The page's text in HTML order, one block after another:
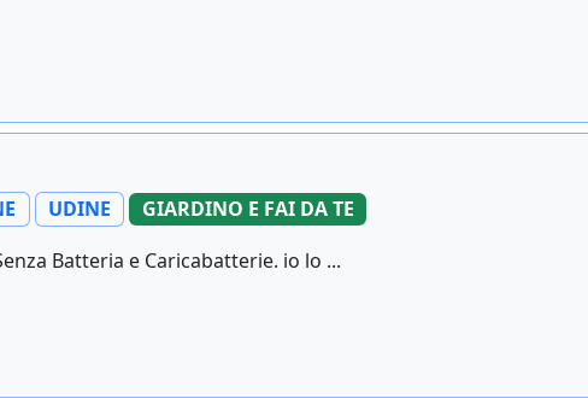
UDINE
GIARDINO E FAI DA TE
Batteria e Caricabatterie. io lo ...